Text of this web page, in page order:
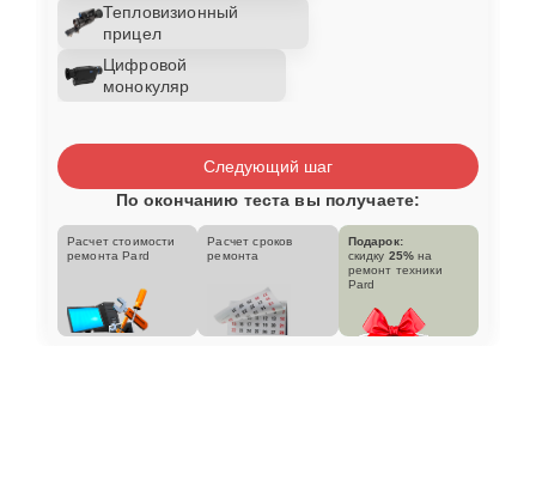
Тепловизионный
прицел
Цифровой
монокуляр
Следующий шаг
По окончанию теста вы получаете:
Расчет стоимости
ремонта Pard
Расчет сроков
ремонта
Подарок:
скидку 25% на
ремонт техники
Pard